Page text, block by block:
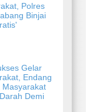
Polres
Binjai
Gelar
Endang
Masyarakat
Demi